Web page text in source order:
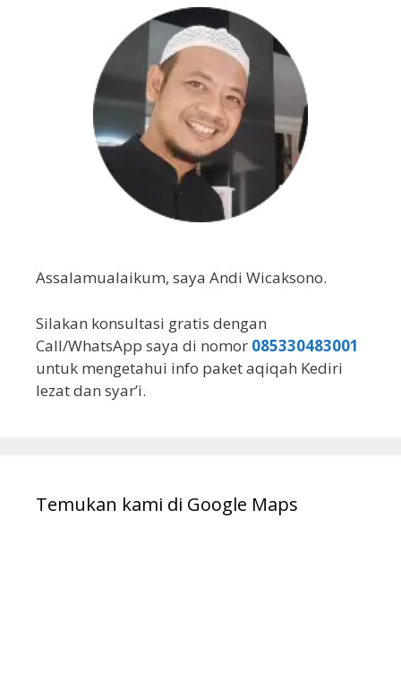
Assalamualaikum, saya Andi Wicaksono.
Silakan konsultasi gratis dengan
Call/WhatsApp saya di nomor 085330483001
untuk mengetahui info paket aqiqah Kediri
lezat dan syar’i.
Temukan kami di Google Maps